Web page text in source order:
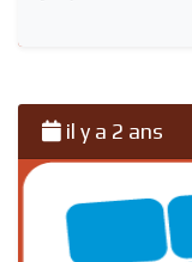
il y a 2 ans